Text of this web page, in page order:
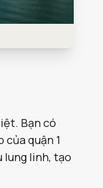
Bạn có
quận 1
lung linh, tạo